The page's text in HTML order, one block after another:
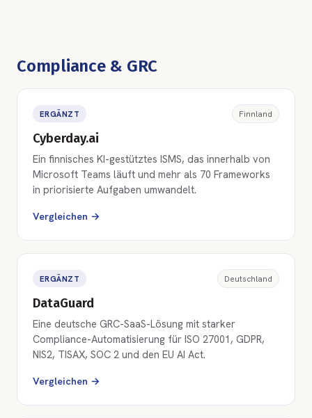
Compliance & GRC
ERGÄNZT Finnland
Cyberday.ai
Ein finnisches KI-gestütztes ISMS, das innerhalb von
Microsoft Teams läuft und mehr als 70 Frameworks
in priorisierte Aufgaben umwandelt.
Vergleichen →
ERGÄNZT Deutschland
DataGuard
Eine deutsche GRC-SaaS-Lösung mit starker
Compliance-Automatisierung für ISO 27001, GDPR,
NIS2, TISAX, SOC 2 und den EU AI Act.
Vergleichen →